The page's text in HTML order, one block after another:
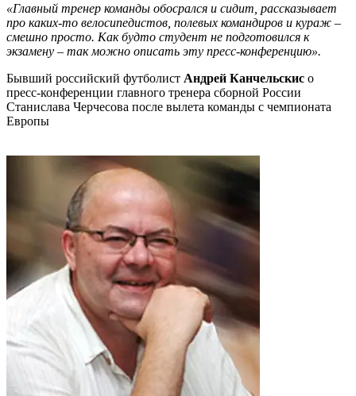
«Главный тренер команды обосрался и сидит, рассказывает
про каких-то велосипедистов, полевых командиров и кураж –
смешно просто. Как будто студент не подготовился к
экзамену – так можно описать эту пресс-конференцию».
Бывший российский футболист Андрей Канчельскис о
пресс-конференции главного тренера сборной России
Станислава Черчесова после вылета команды с чемпионата
Европы